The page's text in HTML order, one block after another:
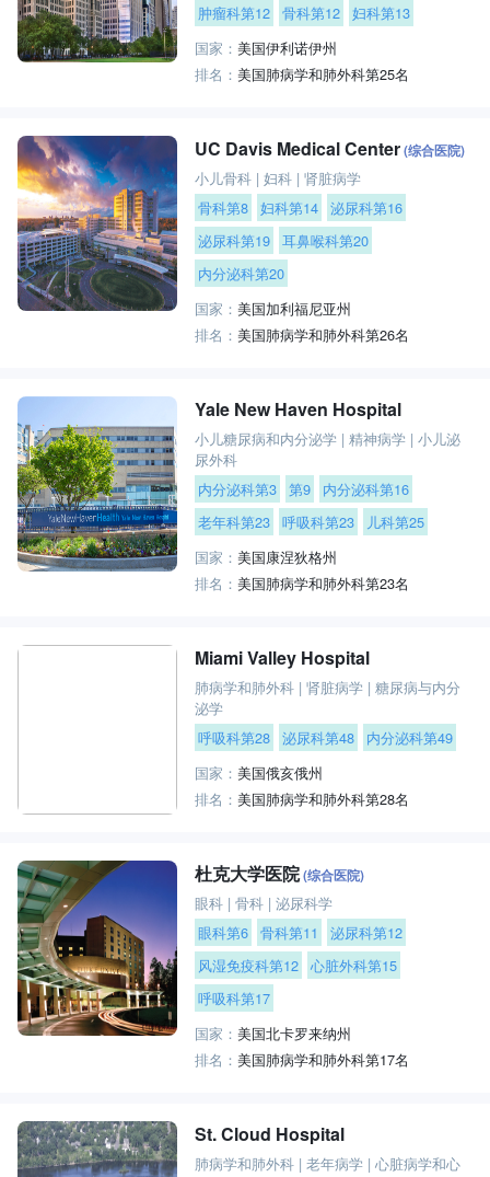
肿瘤科第12 骨科第12 妇科第13
国家：美国伊利诺伊州
排名：美国肺病学和肺外科第25名
UC Davis Medical Center(综合医院)
小儿骨科 |妇科 |肾脏病学
骨科第8 妇科第14 泌尿科第16
泌尿科第19 耳鼻喉科第20
内分泌科第20
国家：美国加利福尼亚州
排名：美国肺病学和肺外科第26名
Yale New Haven Hospital
小儿糖尿病和内分泌学 |精神病学 |小儿泌
尿外科
内分泌科第3 第9
内分泌科第16
老年科第23 呼吸科第23
儿科第25
国家：美国康涅狄格州
排名：美国肺病学和肺外科第23名
Miami Valley Hospital
肺病学和肺外科 |肾脏病学 |糖尿病与内分
泌学
呼吸科第28 泌尿科第48
内分泌科第49
国家：美国俄亥俄州
排名：美国肺病学和肺外科第28名
杜克大学医院(综合医院)
眼科 |骨科 |泌尿科学
眼科第6 骨科第11
泌尿科第12
风湿免疫科第12 心脏外科第15
呼吸科第17
国家：美国北卡罗来纳州
排名：美国肺病学和肺外科第17名
St. Cloud Hospital
肺病学和肺外科 |老年病学 |心脏病学和心